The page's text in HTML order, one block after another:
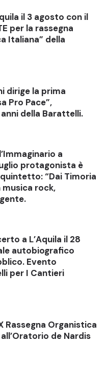
il 3 agosto con il
per la rassegna
Italiana” della
dirige la prima
Pro Pace”,
della Barattelli.
a
protagonista è
“Dai Timoria
musica rock,
a L’Aquila il 28
autobiografico
Evento
per I Cantieri
Rassegna Organistica
de Nardis